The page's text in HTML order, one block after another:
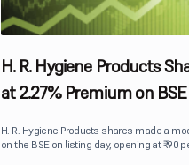
H. R. Hygiene Products
at 2.27% Premium on BSE
H. R. Hygiene Products shares made a
on the BSE on listing day, opening at ₹90